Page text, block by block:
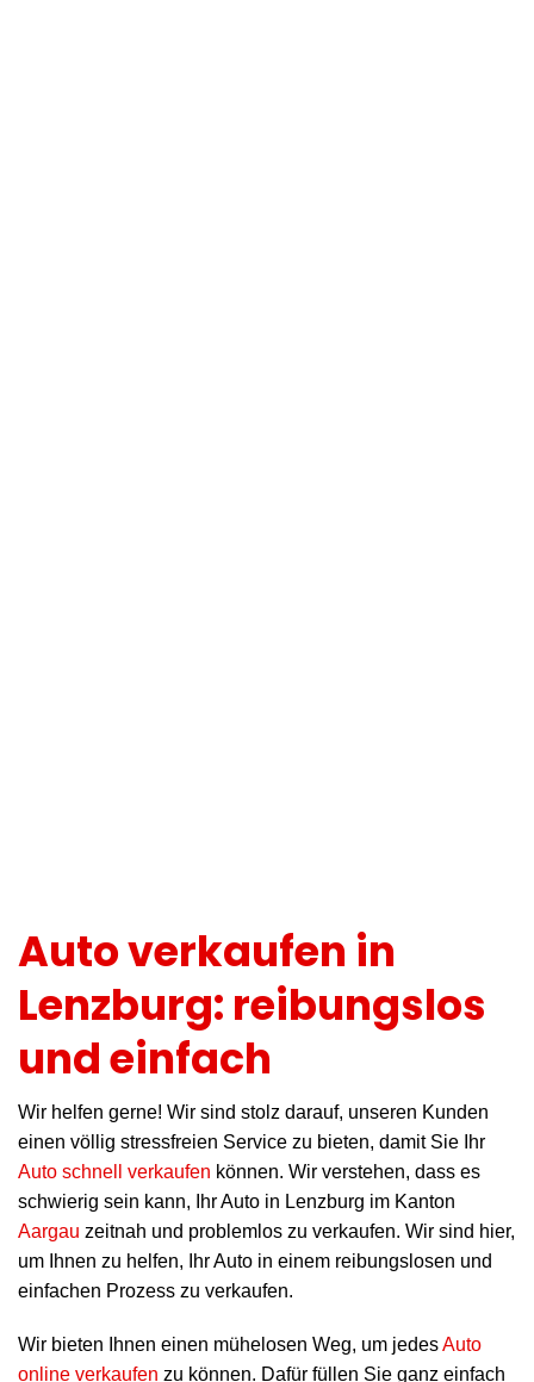
Auto verkaufen in
Lenzburg: reibungslos
und einfach
Wir helfen gerne! Wir sind stolz darauf, unseren Kunden
einen völlig stressfreien Service zu bieten, damit Sie Ihr
Auto schnell verkaufen können. Wir verstehen, dass es
schwierig sein kann, Ihr Auto in Lenzburg im Kanton
Aargau zeitnah und problemlos zu verkaufen. Wir sind hier,
um Ihnen zu helfen, Ihr Auto in einem reibungslosen und
einfachen Prozess zu verkaufen.
Wir bieten Ihnen einen mühelosen Weg, um jedesAuto
online verkaufen zu können. Dafür füllen Sie ganz einfach